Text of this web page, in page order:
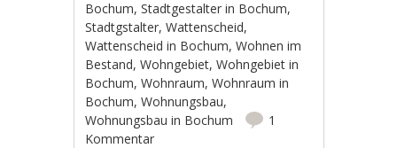
Bochum,Stadtgestalter in Bochum,
Stadtgstalter,Wattenscheid,
Wattenscheid in Bochum,Wohnen im
Bestand,Wohngebiet,Wohngebiet in
Bochum,Wohnraum,Wohnraum in
Bochum,Wohnungsbau,
Wohnungsbau in Bochum
1
Kommentar